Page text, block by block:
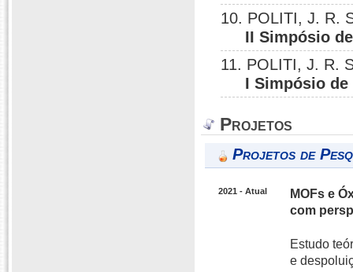
10. POLITI, J. R.
II Simpósio
11. POLITI, J. R.
I Simpósio
Projetos
Projetos de
2021 - Atual
MOFs e
com
Estudo
e